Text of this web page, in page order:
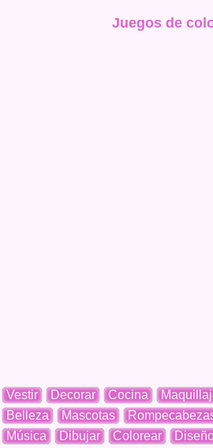
Juegos de
Vestir Decorar Cocina
Belleza
Mascotas
Música
Dibujar Colorear